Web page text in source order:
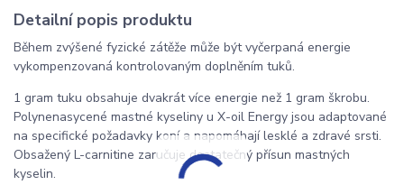
Detailní popis produktu
Během zvýšené fyzické zátěže může být vyčerpaná energie
vykompenzovaná kontrolovaným doplněním tuků.
1 gram tuku obsahuje dvakrát více energie než 1 gram škrobu.
Polynenasycené mastné kyseliny u X-oil Energy jsou adaptované
na specifické požadavky koní a napomáhají lesklé a zdravé srsti.
Obsažený L-carnitine zaručuje dostatečný přísun mastných
kyselin.